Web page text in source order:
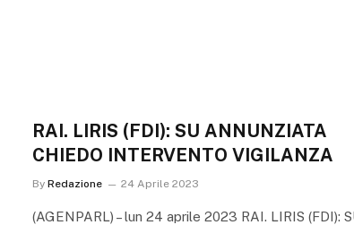
RAI. LIRIS (FDI): SU ANNUNZIATA
CHIEDO INTERVENTO VIGILANZA
By Redazione 24 Aprile 2023
(AGENPARL) – lun 24 aprile 2023 RAI. LIRIS (FDI):